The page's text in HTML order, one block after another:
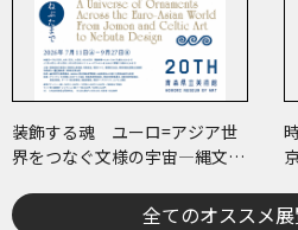
装飾する魂 ユーロ=アジア世
界をつなぐ文様の宇宙―縄文、
全てのオススメ